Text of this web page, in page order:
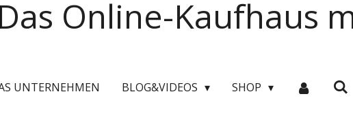
Das Online-Kaufhaus
UNTERNEHMEN BLOG&VIDEOS SHOP